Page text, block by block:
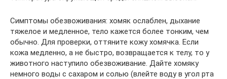
Симптомы обезвоживания: хомяк ослаблен, дыхание
тяжелое и медленное, тело кажется более тонким, чем
обычно. Для проверки, оттяните кожу хомячка. Если
кожа медленно, а не быстро, возвращается к телу, то у
животного наступило обезвоживание. Дайте хомяку
немного воды с сахаром и солью (влейте воду в угол рта